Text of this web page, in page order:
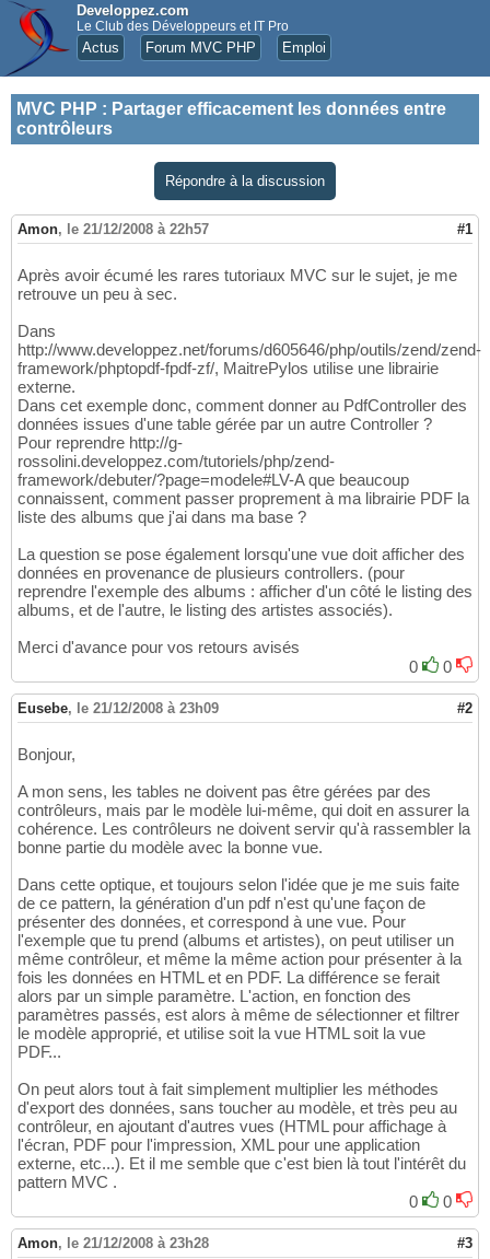
Developpez.com
Le Club des Développeurs et IT Pro
Actus Forum MVC PHP Emploi
MVC PHP : Partager efficacement les données entre
contrôleurs
Répondre à la discussion
Amon, le 21/12/2008 à 22h57 #1
Après avoir écumé les rares tutoriaux MVC sur le sujet, je me
retrouve un peu à sec.
Dans
http://www.developpez.net/forums/d605646/php/outils/zend/zend-
framework/phptopdf-fpdf-zf/, MaitrePylos utilise une librairie
externe.
Dans cet exemple donc, comment donner au PdfController des
données issues d'une table gérée par un autre Controller ?
Pour reprendre http://g-
rossolini.developpez.com/tutoriels/php/zend-
framework/debuter/?page=modele#LV-A que beaucoup
connaissent, comment passer proprement à ma librairie PDF la
liste des albums que j'ai dans ma base ?
La question se pose également lorsqu'une vue doit afficher des
données en provenance de plusieurs controllers. (pour
reprendre l'exemple des albums : afficher d'un côté le listing des
albums, et de l'autre, le listing des artistes associés).
Merci d'avance pour vos retours avisés
0
0
Eusebe, le 21/12/2008 à 23h09 #2
Bonjour,
A mon sens, les tables ne doivent pas être gérées par des
contrôleurs, mais par le modèle lui-même, qui doit en assurer la
cohérence. Les contrôleurs ne doivent servir qu'à rassembler la
bonne partie du modèle avec la bonne vue.
Dans cette optique, et toujours selon l'idée que je me suis faite
de ce pattern, la génération d'un pdf n'est qu'une façon de
présenter des données, et correspond à une vue. Pour
l'exemple que tu prend (albums et artistes), on peut utiliser un
même contrôleur, et même la même action pour présenter à la
fois les données en HTML et en PDF. La différence se ferait
alors par un simple paramètre. L'action, en fonction des
paramètres passés, est alors à même de sélectionner et filtrer
le modèle approprié, et utilise soit la vue HTML soit la vue
PDF...
On peut alors tout à fait simplement multiplier les méthodes
d'export des données, sans toucher au modèle, et très peu au
contrôleur, en ajoutant d'autres vues (HTML pour affichage à
l'écran, PDF pour l'impression, XML pour une application
externe, etc...). Et il me semble que c'est bien là tout l'intérêt du
pattern MVC .
0
0
Amon, le 21/12/2008 à 23h28 #3